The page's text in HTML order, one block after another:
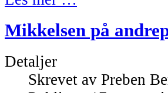
Mikkelsen på
Detaljer
Skrevet av Preben